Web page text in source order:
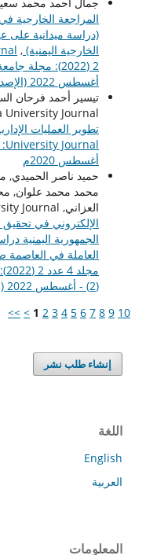
المراجعة الخارجية
(دراسة ميدانية على
الخارجية اليمنية) ,
أغسطس 2022 (الإصدار العاشر)
University Journal,
تطوير العمليات
أغسطس 2020م
حميد ناصر الحميدي,
محمد محمد علوان,
العزاني, Albaydha University Journal,
الإلكتروني في تحقيق
الجمهورية اليمنية
العاملة في العاصمة
(2) - أغسطس 2022 (الإصدار العاشر)
1 2 3 4 5 6 7 8 9 10
>
>>
إنشاء طلب نشر
اللغة
English
العربية
المعلومات